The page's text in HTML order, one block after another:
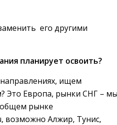
его другими
планирует освоить?
ищем
Это Европа, рынки СНГ –
общем рынке
возможно Алжир, Тунис,